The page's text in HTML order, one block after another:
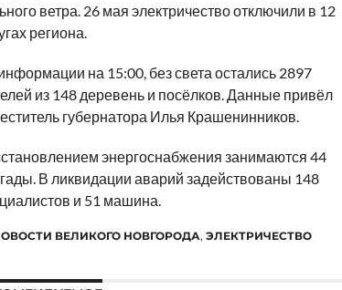
ветра. 26 мая электричество отключили в 12
региона.
на 15:00, без света остались 2897
из 148 деревень и посёлков. Данные привёл
губернатора Илья Крашенинников.
энергоснабжения занимаются 44
В ликвидации аварий задействованы 148
и 51 машина.
ВЕЛИКОГО НОВГОРОДА, ЭЛЕКТРИЧЕСТВО